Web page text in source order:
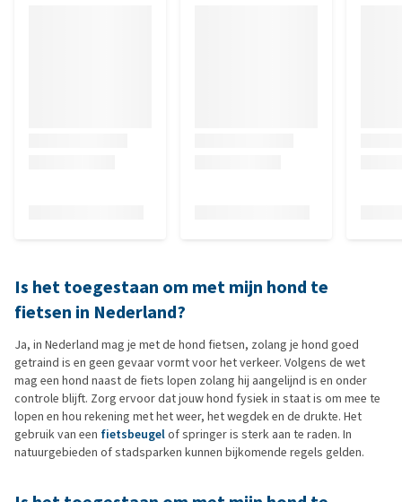
Is het toegestaan om met mijn hond te
fietsen in Nederland?
Ja, in Nederland mag je met de hond fietsen, zolang je hond goed
getraind is en geen gevaar vormt voor het verkeer. Volgens de wet
mag een hond naast de fiets lopen zolang hij aangelijnd is en onder
controle blijft. Zorg ervoor dat jouw hond fysiek in staat is om mee te
lopen en hou rekening met het weer, het wegdek en de drukte. Het
gebruik van een fietsbeugelof springer is sterk aan te raden. In
natuurgebieden of stadsparken kunnen bijkomende regels gelden.